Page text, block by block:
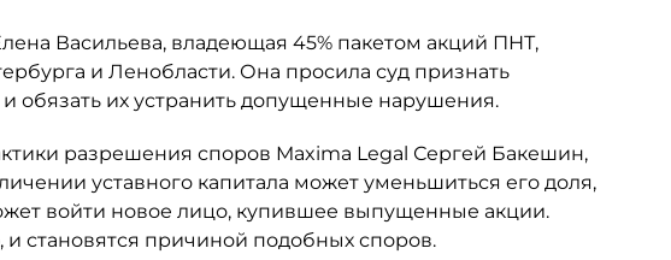
Васильева, владеющая 45% пакетом акций ПНТ,
и Ленобласти. Она просила суд признать
обязать их устранить допущенные нарушения.
разрешения споров Maxima Legal Сергей Бакешин,
уставного капитала может уменьшиться его доля,
войти новое лицо, купившее выпущенные акции.
и становятся причиной подобных споров.